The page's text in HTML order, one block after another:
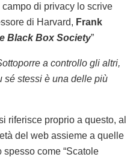
di privacy lo scrive
di Harvard, Frank
Black Box Society”
a controllo gli altri,
sé stessi è una delle più
riferisce proprio a questo, al
del web assieme a quelle
come “Scatole